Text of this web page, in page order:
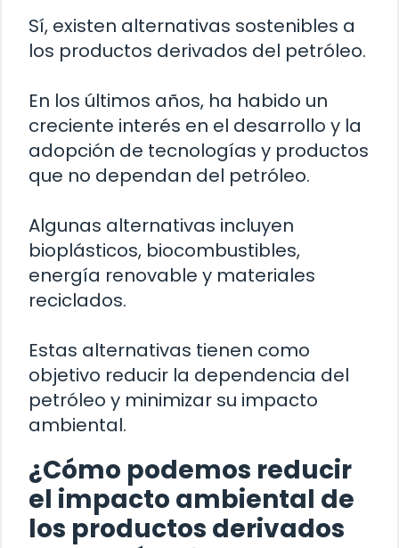
Sí, existen alternativas sostenibles a
los productos derivados del petróleo.
En los últimos años, ha habido un
creciente interés en el desarrollo y la
adopción de tecnologías y productos
que no dependan del petróleo.
Algunas alternativas incluyen
bioplásticos, biocombustibles,
energía renovable y materiales
reciclados.
Estas alternativas tienen como
objetivo reducir la dependencia del
petróleo y minimizar su impacto
ambiental.
¿Cómo podemos reducir
el impacto ambiental de
los productos derivados